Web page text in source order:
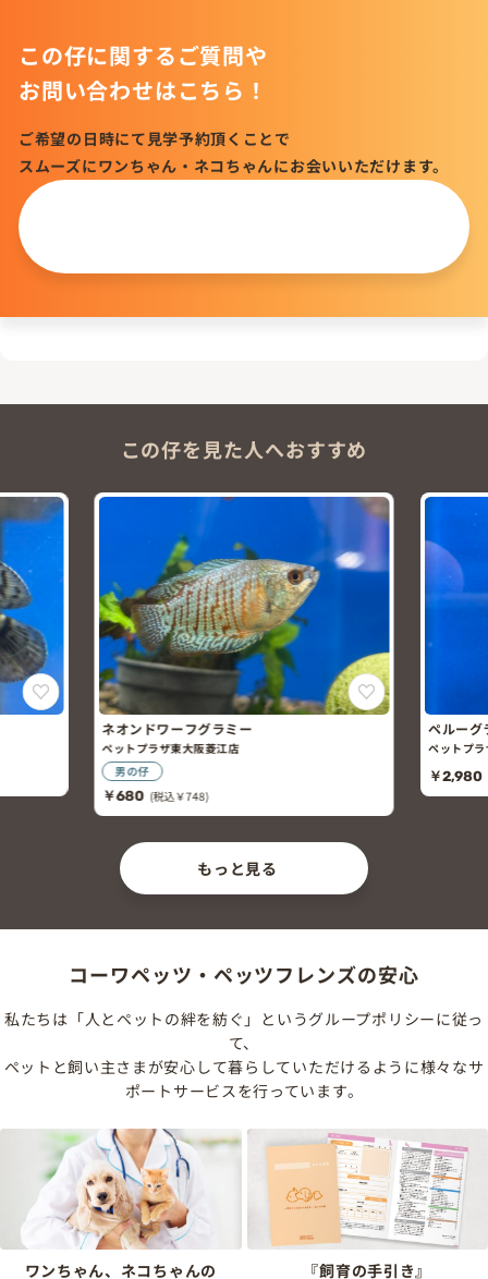
この仔に関するご質問や
お問い合わせはこちら！
ご希望の日時にて見学予約頂くことで
スムーズにワンちゃん・ネコちゃんにお会いいただけます。
この仔を見た人へおすすめ
ネオンドワーフグラミー
ペットプラザ東大阪菱江店
男の仔
￥680 (税込￥748)
ペルーグ
ペットプ
￥2,980
もっと見る
コーワペッツ・ペッツフレンズの安心
私たちは「人とペットの絆を紡ぐ」というグループポリシーに従っ
て、
ペットと飼い主さまが安心して暮らしていただけるように様々なサ
ポートサービスを行っています。
ワンちゃん、ネコちゃんの
『飼育の手引き』